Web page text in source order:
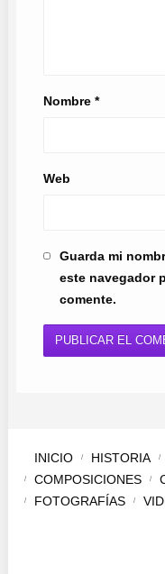
Nombre *
Web
Guarda mi
este navegador
comente.
INICIO HISTORIA
COMPOSICIONES
FOTOGRAFÍAS